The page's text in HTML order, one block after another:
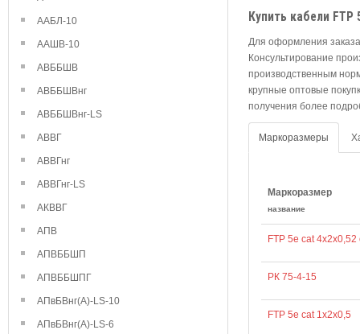
ААБЛ-10
ААШВ-10
АВББШВ
АВББШВнг
АВББШВнг-LS
АВВГ
АВВГнг
АВВГнг-LS
АКВВГ
АПВ
АПВББШП
АПВББШПГ
АПвБВнг(А)-LS-10
АПвБВнг(А)-LS-6
Купить кабели FTP
Для оформления
Консультирование
производственным
крупные оптовые
получения более
Маркоразмеры
Маркоразмер
название
FTP 5e cat
РК 75-4-15
FTP 5e cat 1х2х0,5